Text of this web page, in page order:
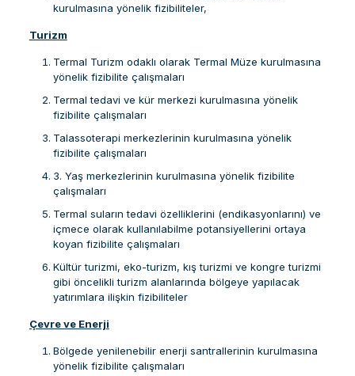
kurulmasına yönelik fizibiliteler,
Turizm
Termal Turizm odaklı olarak Termal Müze kurulmasına
yönelik fizibilite çalışmaları
Termal tedavi ve kür merkezi kurulmasına yönelik
fizibilite çalışmaları
Talassoterapi merkezlerinin kurulmasına yönelik
fizibilite çalışmaları
3. Yaş merkezlerinin kurulmasına yönelik fizibilite
çalışmaları
Termal suların tedavi özelliklerini (endikasyonlarını) ve
içmece olarak kullanılabilme potansiyellerini ortaya
koyan fizibilite çalışmaları
Kültür turizmi, eko-turizm, kış turizmi ve kongre turizmi
gibi öncelikli turizm alanlarında bölgeye yapılacak
yatırımlara ilişkin fizibiliteler
Çevre ve Enerji
Bölgede yenilenebilir enerji santrallerinin kurulmasına
yönelik fizibilite çalışmaları